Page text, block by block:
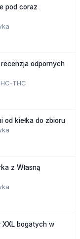
pod coraz
odpornych
THC
od kiełka do zbioru
z Własną
bogatych w